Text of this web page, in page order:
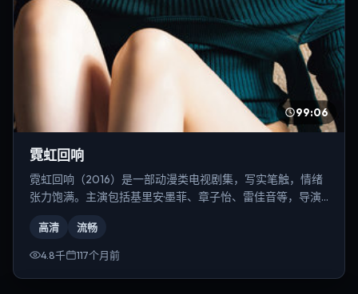
99:06
霓虹回响
霓虹回响（2016）是一部动漫类电视剧集，写实笔触，情绪
张力饱满。主演包括基里安·墨菲、章子怡、雷佳音等，导演
高清 流畅
4.8千 117个月前